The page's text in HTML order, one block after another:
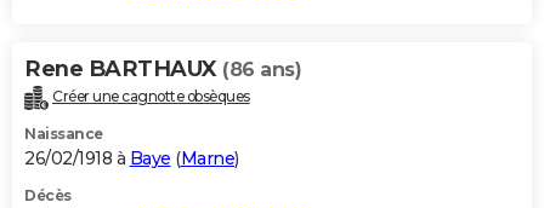
Rene BARTHAUX (86 ans)
Créer une cagnotte obsèques
Naissance
26/02/1918 à Baye (Marne)
Décès